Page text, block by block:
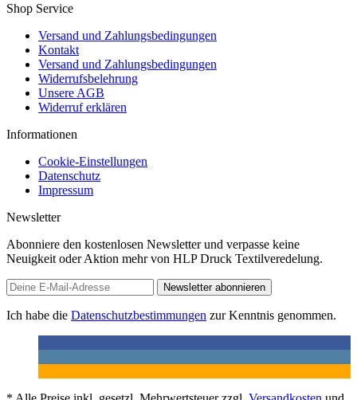
Shop Service
Versand und Zahlungsbedingungen
Kontakt
Versand und Zahlungsbedingungen
Widerrufsbelehrung
Unsere AGB
Widerruf erklären
Informationen
Cookie-Einstellungen
Datenschutz
Impressum
Newsletter
Abonniere den kostenlosen Newsletter und verpasse keine
Neuigkeit oder Aktion mehr von HLP Druck Textilveredelung.
Newsletter abonnieren
Ich habe die Datenschutzbestimmungen zur Kenntnis genommen.